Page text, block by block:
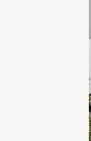
brandt